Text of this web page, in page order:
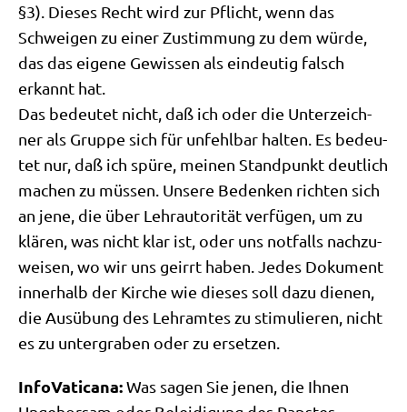
§3). Die­ses Recht wird zur Pflicht, wenn das
Schwei­gen zu einer Zustim­mung zu dem wür­de,
das das eige­ne Gewis­sen als ein­deu­tig falsch
erkannt hat.
Das bedeu­tet nicht, daß ich oder die Unter­zeich­
ner als Grup­pe sich für unfehl­bar hal­ten. Es bedeu­
tet nur, daß ich spü­re, mei­nen Stand­punkt deut­lich
machen zu müs­sen. Unse­re Beden­ken rich­ten sich
an jene, die über Lehr­au­tori­tät ver­fü­gen, um zu
klä­ren, was nicht klar ist, oder uns not­falls nach­zu­
wei­sen, wo wir uns geirrt haben. Jedes Doku­ment
inner­halb der Kir­che wie die­ses soll dazu die­nen,
die Aus­übung des Lehr­am­tes zu sti­mu­lie­ren, nicht
es zu unter­gra­ben oder zu ersetzen.
Info­Va­ti­ca­na:Was sagen Sie jenen, die Ihnen